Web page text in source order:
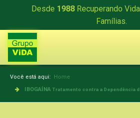
Desde 1988 Recuperando
Famílias.
Você está aqui: Home
IBOGAÍNA Tratamento contra a Dependência